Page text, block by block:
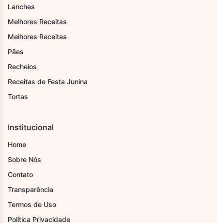
Lanches
Melhores Receitas
Melhores Receitas
Pães
Recheios
Receitas de Festa Junina
Tortas
Institucional
Home
Sobre Nós
Contato
Transparência
Termos de Uso
Política Privacidade